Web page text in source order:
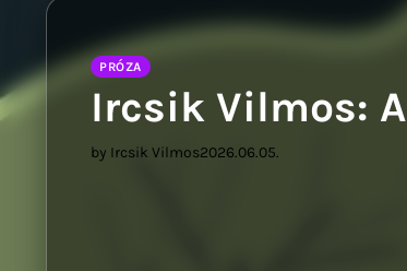
PRÓZA
Ircsik Vilmos:
by Ircsik Vilmos2026.06.05.